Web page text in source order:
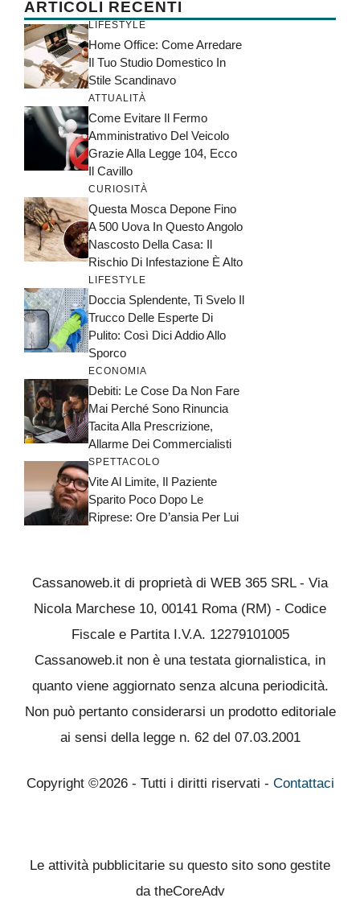
ARTICOLI RECENTI
LIFESTYLE
Home Office: Come Arredare
Il Tuo Studio Domestico In
Stile Scandinavo
ATTUALITÀ
Come Evitare Il Fermo
Amministrativo Del Veicolo
Grazie Alla Legge 104, Ecco
Il Cavillo
CURIOSITÀ
Questa Mosca Depone Fino
A 500 Uova In Questo Angolo
Nascosto Della Casa: Il
Rischio Di Infestazione È Alto
LIFESTYLE
Doccia Splendente, Ti Svelo Il
Trucco Delle Esperte Di
Pulito: Così Dici Addio Allo
Sporco
ECONOMIA
Debiti: Le Cose Da Non Fare
Mai Perché Sono Rinuncia
Tacita Alla Prescrizione,
Allarme Dei Commercialisti
SPETTACOLO
Vite Al Limite, Il Paziente
Sparito Poco Dopo Le
Riprese: Ore D’ansia Per Lui
Cassanoweb.it di proprietà di WEB 365 SRL - Via
Nicola Marchese 10, 00141 Roma (RM) - Codice
Fiscale e Partita I.V.A. 12279101005
Cassanoweb.it non è una testata giornalistica, in
quanto viene aggiornato senza alcuna periodicità.
Non può pertanto considerarsi un prodotto editoriale
ai sensi della legge n. 62 del 07.03.2001
Copyright ©2026 - Tutti i diritti riservati - Contattaci
Le attività pubblicitarie su questo sito sono gestite
da theCoreAdv